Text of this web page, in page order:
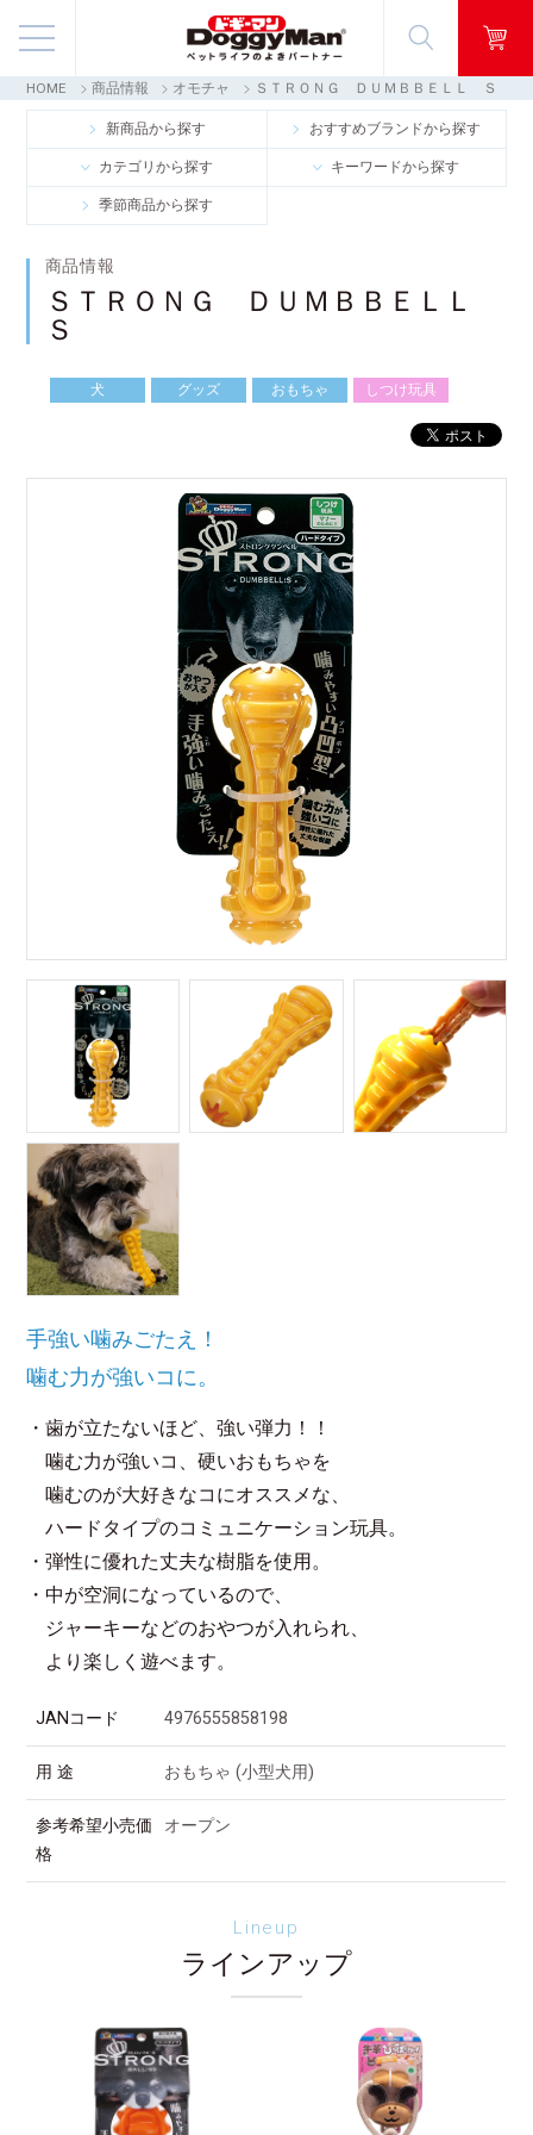
商品情報
映像ギャラリー
お客様窓口・Q＆A
HOME 商品情報 オモチャ ＳＴＲＯＮＧ ＤＵＭＢＢＥＬＬ Ｓ
新商品から探す おすすめブランドから探す
カテゴリから探す キーワードから探す
季節商品から探す
商品情報
ＳＴＲＯＮＧ ＤＵＭＢＢＥＬＬ
Ｓ
犬 グッズ おもちゃ しつけ玩具
手強い噛みごたえ！
噛む力が強いコに。
・歯が立たないほど、強い弾力！！
噛む力が強いコ、硬いおもちゃを
噛むのが大好きなコにオススメな、
ハードタイプのコミュニケーション玩具。
・弾性に優れた丈夫な樹脂を使用。
・中が空洞になっているので、
ジャーキーなどのおやつが入れられ、
より楽しく遊べます。
JANコード 4976555858198
用 途 おもちゃ (小型犬用)
参考希望小売価
格
オープン
Lineup
ラインアップ